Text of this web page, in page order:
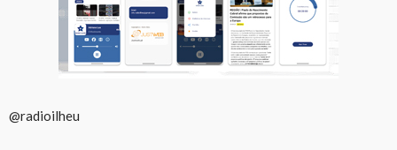
@radioilheu